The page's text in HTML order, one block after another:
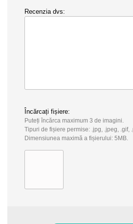
Recenzia dvs:
Încărcați fișiere:
Puteți încărca maximum 3 de imagini.
Tipuri de fișiere permise: .jpg, .jpeg, .gif,
Dimensiunea maximă a fișierului: 5MB.